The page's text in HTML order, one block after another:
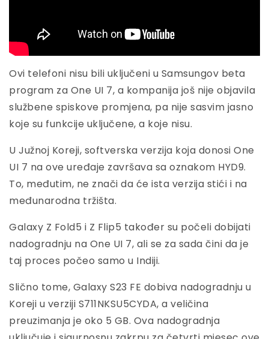
Ovi telefoni nisu bili uključeni u Samsungov beta
program za One UI 7, a kompanija još nije objavila
službene spiskove promjena, pa nije sasvim jasno
koje su funkcije uključene, a koje nisu.
U Južnoj Koreji, softverska verzija koja donosi One
UI 7 na ove uređaje završava sa oznakom HYD9.
To, međutim, ne znači da će ista verzija stići i na
međunarodna tržišta.
Galaxy Z Fold5 i Z Flip5 također su počeli dobijati
nadogradnju na One UI 7, ali se za sada čini da je
taj proces počeo samo u Indiji.
Slično tome, Galaxy S23 FE dobiva nadogradnju u
Koreji u verziji S711NKSU5CYDA, a veličina
preuzimanja je oko 5 GB. Ova nadogradnja